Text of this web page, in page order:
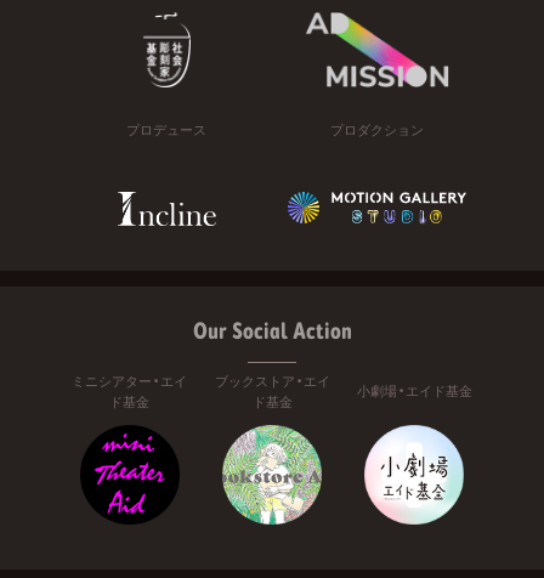
プロデュース プロダクション
Our Social Action
ミニシアター・エイ
ド基金
ブックストア・エイ
ド基金
小劇場・エイド基金